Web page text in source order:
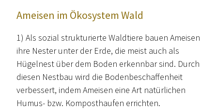
Ameisen im Ökosystem Wald
1) Als sozial strukturierte Waldtiere bauen Ameisen
ihre Nester unter der Erde, die meist auch als
Hügelnest über dem Boden erkennbar sind. Durch
diesen Nestbau wird die Bodenbeschaffenheit
verbessert, indem Ameisen eine Art natürlichen
Humus- bzw. Komposthaufen errichten.